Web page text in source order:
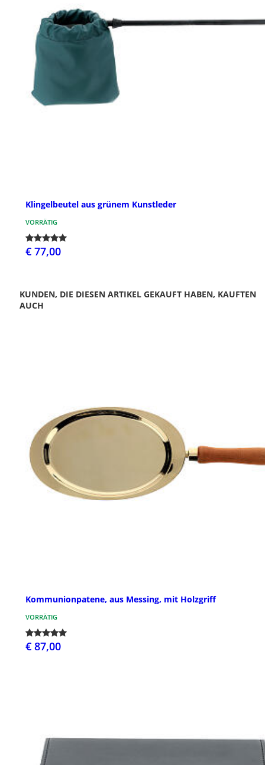
Klingelbeutel aus grünem Kunstleder
VORRÄTIG
€ 77,00
KUNDEN, DIE DIESEN ARTIKEL GEKAUFT HABEN, KAUFTEN
AUCH
Kommunionpatene, aus Messing, mit Holzgriff
VORRÄTIG
€ 87,00